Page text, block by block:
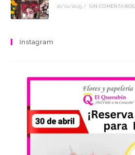
16/01/2025 / SIN COMENTARIOS
Instagram